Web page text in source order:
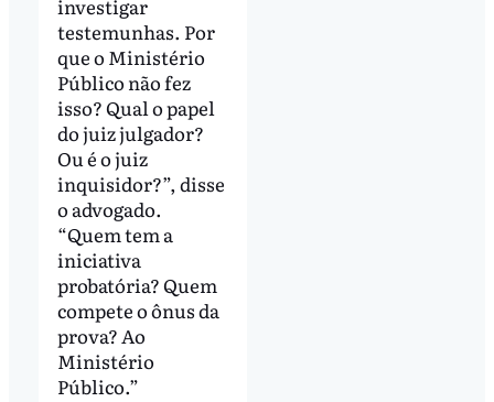
investigar
testemunhas. Por
que o Ministério
Público não fez
isso? Qual o papel
do juiz julgador?
Ou é o juiz
inquisidor?”, disse
o advogado.
“Quem tem a
iniciativa
probatória? Quem
compete o ônus da
prova? Ao
Ministério
Público.”